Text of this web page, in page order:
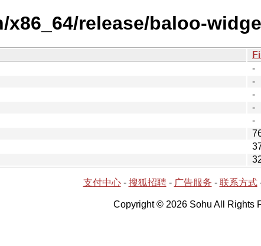
x86_64/release/baloo-
-
-
-
-
-
支付中心- 搜狐招聘- 广告服务 - 联系方式
Copyright © 2026 Sohu All Rights